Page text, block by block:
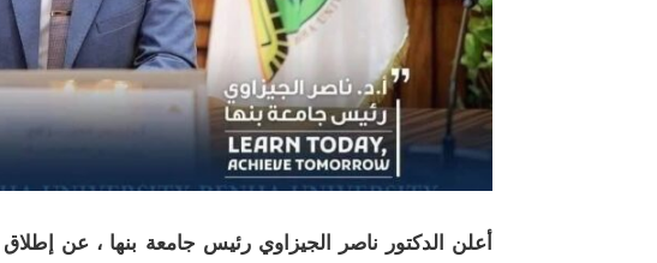
أعلن الدكتور ناصر الجيزاوي رئيس جامعة بنها ، عن إطلاق